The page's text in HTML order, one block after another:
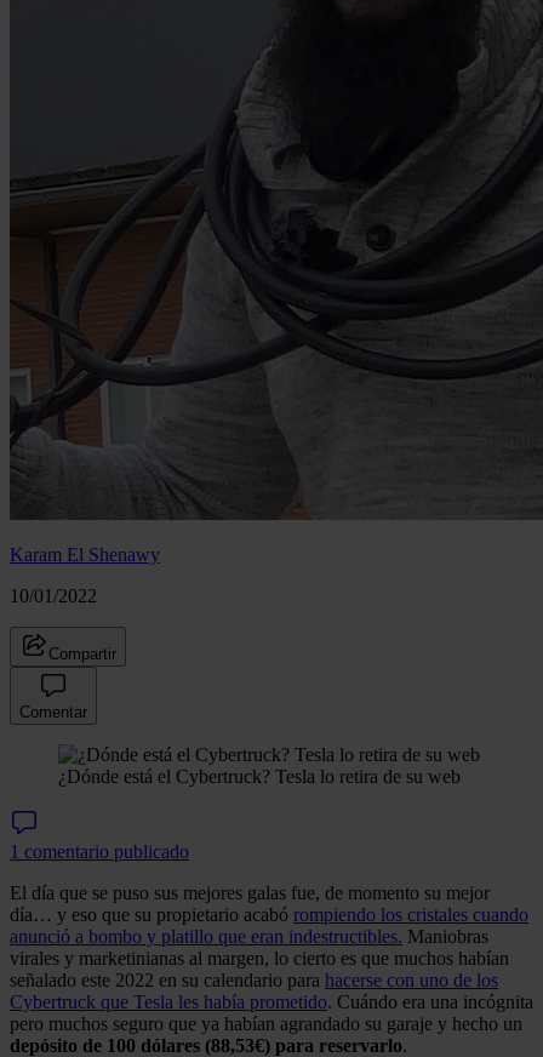
Karam El Shenawy
10/01/2022
Compartir
Comentar
¿Dónde está el Cybertruck? Tesla lo retira de su web
1 comentario publicado
El día que se puso sus mejores galas fue, de momento su mejor
día… y eso que su propietario acabó rompiendo los cristales cuando
anunció a bombo y platillo que eran indestructibles. Maniobras
virales y marketinianas al margen, lo cierto es que muchos habían
señalado este 2022 en su calendario para hacerse con uno de los
Cybertruck que Tesla les había prometido. Cuándo era una incógnita
pero muchos seguro que ya habían agrandado su garaje y hecho un
depósito de 100 dólares (88,53€) para reservarlo.